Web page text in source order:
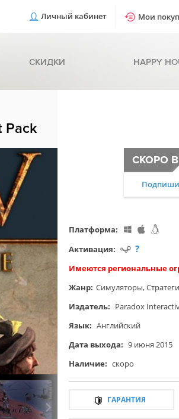
Личный кабинет Мои
СКИДКИ HAPPY
Pack
СКОРО
Платформа:
Активация:
?
Имеются региональные
Жанр: Симуляторы,
Издатель: Paradox
Язык: Английский
Дата выхода: 9 июня 2015
Наличие: скоро
ГАРАНТИЯ